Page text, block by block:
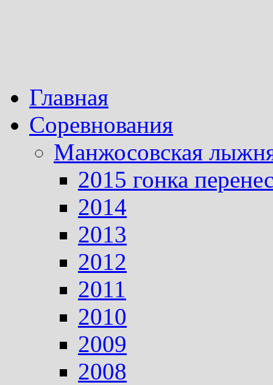
Главная
Соревнования
Манжосовская
2015 гонка
2014
2013
2012
2011
2010
2009
2008